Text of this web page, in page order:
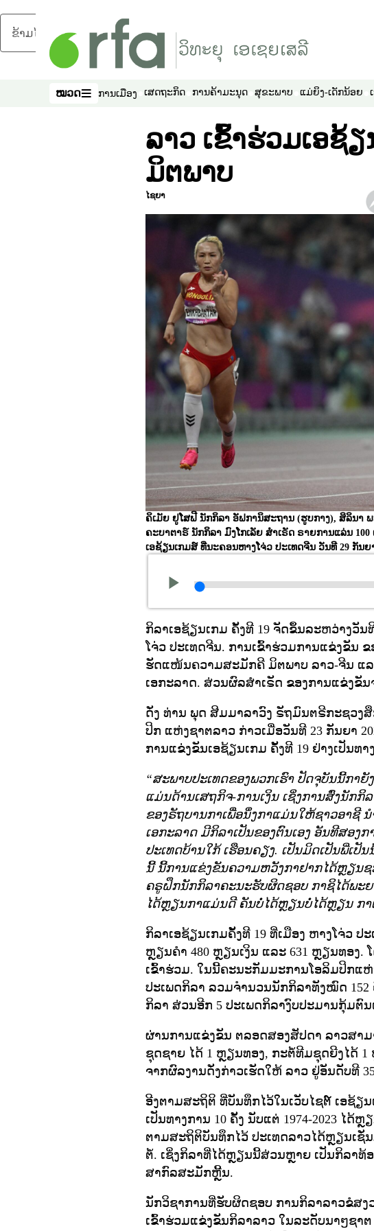
ຂ້າມໄປຍັງເນື້ອຫາຫຼັກ
ໝວດ
ໝວດ ການເມືອງ ເສດຖະກິດ ການຄ້າມະນຸດ ສຸຂະພາບ ແມ່ຍິງ-ເດັກນ້ອຍ
ລາວ ເຂົ້າຮ່ວມເອຊ້ຽ
ມິຕພາບ
ໄຊຍາ
ຄິເມັຍ ຢູໂສຟີ ນັກກິລາ ອັຟການິສະຖານ (ຮູບກາງ), ສິລິນາ
ຄະບາຕາຣ໌ ນັກກິລາ ມົງໂກເລັຍ ສຳເຣັດ ຣາຍການແລ່ນ
ເອຊ້ຽນເກມສ໌ ທີ່ນະຄອນຫາງໂຈ່ວ ປະເທດຈີນ ວັນທີ 29 ກັນຍ
ກິລາເອຊ້ຽນເກມ ຄັ້ງທີ 19 ຈັດຂຶ້ນລະຫວ່າງວັນ
ໂຈ່ວ ປະເທດຈີນ. ການເຂົ້າຮ່ວມການແຂ່ງຂັນ
ຮັດແໜ້ນຄວາມສະມັກຄີ ມິຕພາບ ລາວ-ຈີນ ແລ
ເອກະລາດ. ສ່ວນຜົລສຳເຣັດ ຂອງການແຂ່ງຂັ
ດັ່ງ ທ່ານ ພຸດ ສີມມາລາວົງ ຣັຖມົນຕຣີກະຊວງ
ປິກ ແຫ່ງຊາຕລາວ ກ່າວເມື່ອວັນທີ 23 ກັນຍາ
ການແຂ່ງຂັນເອຊ້ຽນເກມ ຄັ້ງທີ 19 ຢ່າງເປັນທາ
“ສະພາບປະເທດຂອງພວກເຮົາ ປັດຈຸບັນນີ້ກາ
ແມ່ນດ້ານເສຖກິຈ-ການເງິນ ເຊິ່ງການສົ່ງນັກກິ
ຂອງຣັຖບານກາເພື່ອນຶ່ງກາແມ່ນໃຫ້ຊາວອາຊີ
ເອກະລາດ ມີກິລາເປັນຂອງຕົນເອງ ອັນທີສອງ
ປະເທດບ້ານໃກ້ ເຮືອນຄຽງ. ເປັນມິດເປັນພີ່ເປັ
ນີ້ ນີ້ການແຂ່ງຂັນຄວາມຫວັງກາຢາກໄດ້ຫຼຽນ
ຄຣູຝຶກນັກກິລາຄະນະຮັບຜິດຊອບ ກາຊິໄດ້ພະຍ
ໄດ້ຫຼຽນກາແມ່ນດີ ຄັນບໍ່ໄດ້ຫຼຽນບໍ່ໄດ້ຫຼຽນ ກາ
ກິລາເອຊ້ຽນເກມຄັ້ງທີ 19 ທີ່ເມືອງ ຫາງໂຈ່ວ ປ
ຫຼຽນຄໍາ 480 ຫຼຽນເງິນ ແລະ 631 ຫຼຽນທອງ.
ເຂົ້າຮ່ວມ. ໃນນີ້ຄະນະກັມມະການໂອລິມປິກແ
ປະເພດກິລາ ລວມຈຳນວນນັກກິລາທັງໝົດ 152
ກິລາ ສ່ວນອີກ 5 ປະເພດກິລາງົບປະມານກຸ້ມຕົນ
ຜ່ານການແຂ່ງຂັນ ຕລອດສອງສັປດາ ລາວສາ
ຊຸດຊາຍ ໄດ້ 1 ຫຼຽນທອງ, ກະຕໍ້ທີມຊຸດຍີງໄດ້
ຈາກຜົລງານດັ່ງກ່າວເຮັດໃຫ້ ລາວ ຢູ່ອັນດັບທີ
ອີງຕາມສະຖິຕິ ທີ່ບັນທຶກໄວ້ໃນເວັບໄຊຕ໌ ເອຊ້ຽ
ເປັນທາງການ 10 ຄັ້ງ ນັບແຕ່ 1974-2023 ໄ
ຕາມສະຖິຕິບັນທຶກໄວ້ ປະເທດລາວໄດ້ຫຼຽນເ
ຕໍ້. ເຊິ່ງກິລາທີ່ໄດ້ຫຼຽນນີ້ສ່ວນຫຼາຍ ເປັນກິລາ
ສາກົລສະມັກຫຼີ້ນ.
ນັກວິຊາການທີ່ຮັບຜິດຊອບ ການກິລາລາວຂໍສ
ເຂົ້າຮ່ວມແຂ່ງຂັນກິລາລາວ ໃນລະດັບນາໆຊາ